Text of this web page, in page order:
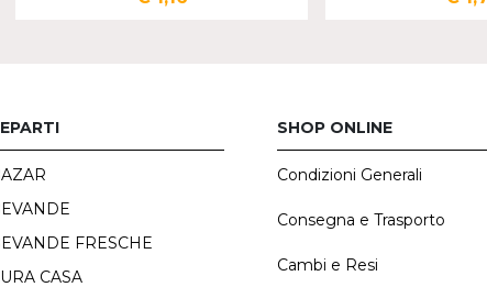
FRESCHE
CASA
SHOP ONLINE
Condizioni Generali
Consegna e Trasporto
Cambi e Resi